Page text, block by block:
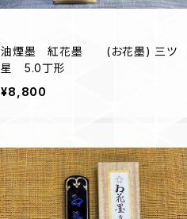
油煙墨 紅花墨 (お花墨) 三ツ
星 5.0丁形
¥8,800